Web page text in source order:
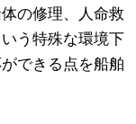
の修理、人命救
う特殊な環境下
できる点を船舶